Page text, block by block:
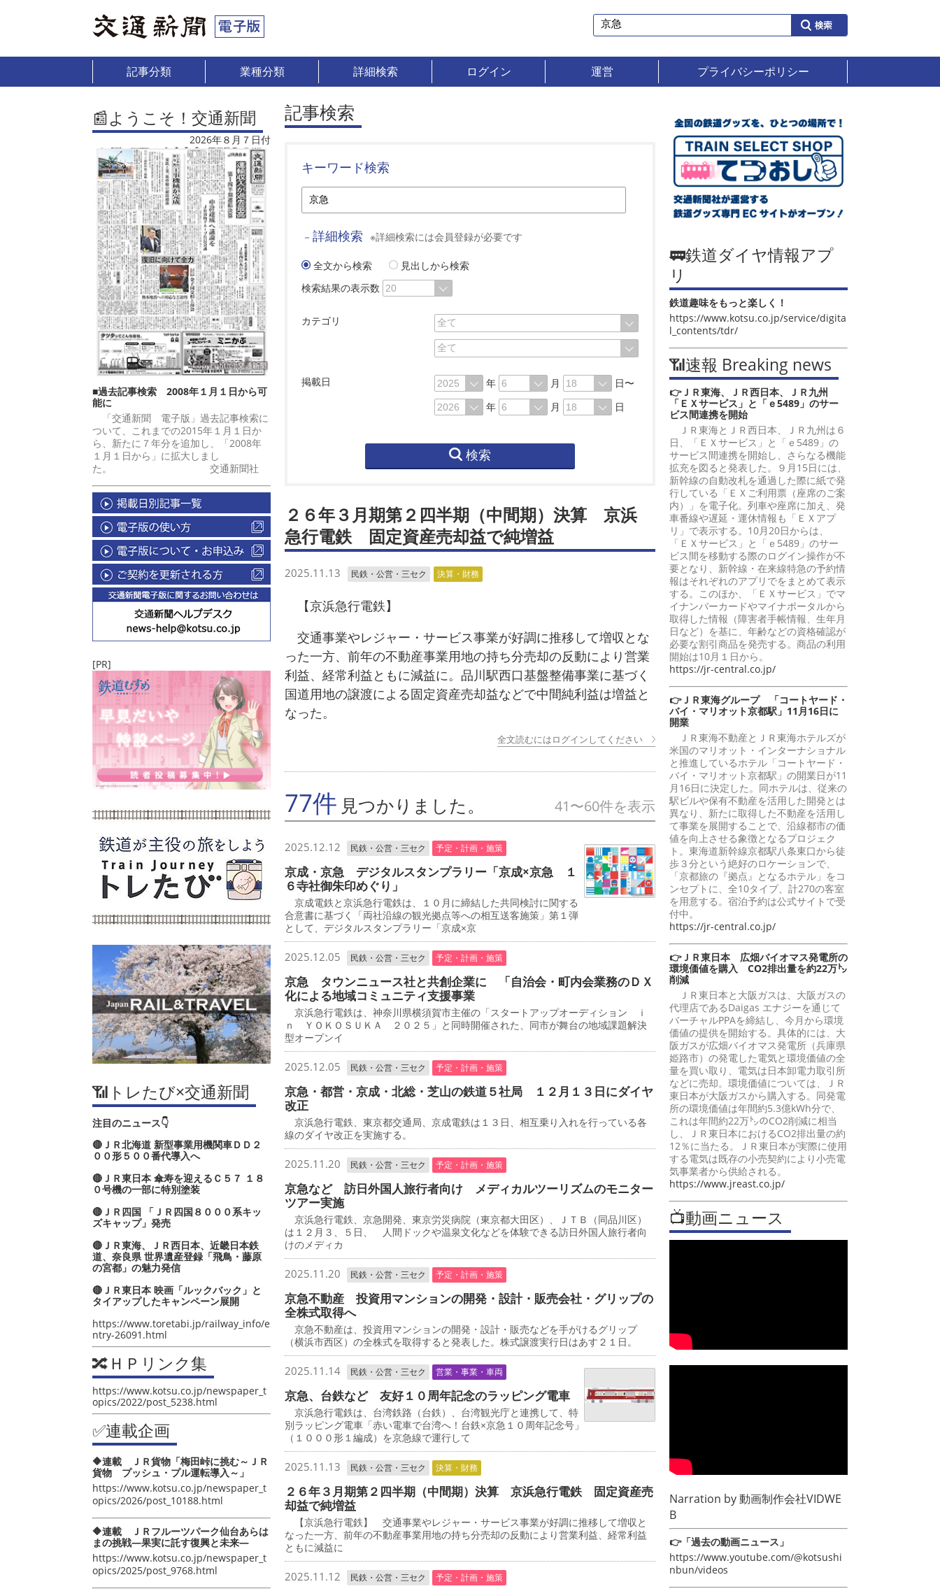
記事分類 業種分類 詳細検索 ログイン 運営 プライバシーポリシー
📰ようこそ！交通新聞
2026年８月７日付
■過去記事検索 2008年１月１日から可
能に
「交通新聞 電子版」過去記事検索に
ついて、これまでの2015年１月１日か
ら、新たに７年分を追加し、「2008年
１月１日から」に拡大しまし
た。 交通新聞社
[PR]
📶トレたび×交通新聞
注目のニュース👇
🔴ＪＲ北海道 新型事業用機関車ＤＤ２
００形５００番代導入へ
🔴ＪＲ東日本 傘寿を迎えるＣ５７ １８
０号機の一部に特別塗装
🔴ＪＲ四国 「ＪＲ四国８０００系キッ
ズキャップ」発売
🔴ＪＲ東海、ＪＲ西日本、近畿日本鉄
道、奈良県 世界遺産登録「飛鳥・藤原
の宮都」の魅力発信
🔴ＪＲ東日本 映画「ルックバック」と
タイアップしたキャンペーン展開
https://www.toretabi.jp/railway_info/e
ntry-26091.html
🔀ＨＰリンク集
https://www.kotsu.co.jp/newspaper_t
opics/2022/post_5238.html
✅連載企画
🔶連載 ＪＲ貨物「梅田峠に挑む～ＪＲ
貨物 プッシュ・プル運転導入～」
https://www.kotsu.co.jp/newspaper_t
opics/2026/post_10188.html
🔶連載 ＪＲフルーツパーク仙台あらは
まの挑戦―果実に託す復興と未来―
https://www.kotsu.co.jp/newspaper_t
opics/2025/post_9768.html
記事検索
キーワード検索
－ 詳細検索 ※詳細検索には会員登録が必要です
全文から検索
見出しから検索
検索結果の表示数
カテゴリ
掲載日 年 月
日〜
年
月 日
検索
２６年３月期第２四半期（中間期）決算 京浜
急行電鉄 固定資産売却益で純増益
2025.11.13 民鉄・公営・三セク 決算・財務
【京浜急行電鉄】
交通事業やレジャー・サービス事業が好調に推移して増収とな
った一方、前年の不動産事業用地の持ち分売却の反動により営業
利益、経常利益ともに減益に。品川駅西口基盤整備事業に基づく
国道用地の譲渡による固定資産売却益などで中間純利益は増益と
なった。
全文読むにはログインしてください
77件 見つかりました。 41〜60件を表示
2025.12.12 民鉄・公営・三セク 予定・計画・施策
京成・京急 デジタルスタンプラリー「京成×京急 １
６寺社御朱印めぐり」
京成電鉄と京浜急行電鉄は、１０月に締結した共同検討に関する
合意書に基づく「両社沿線の観光拠点等への相互送客施策」第１弾
として、デジタルスタンプラリー「京成×京
2025.12.05 民鉄・公営・三セク 予定・計画・施策
京急 タウンニュース社と共創企業に 「自治会・町内会業務のＤＸ
化による地域コミュニティ支援事業
京浜急行電鉄は、神奈川県横須賀市主催の「スタートアップオーディション ｉ
ｎ ＹＯＫＯＳＵＫＡ ２０２５」と同時開催された、同市が舞台の地域課題解決
型オープンイ
2025.12.05 民鉄・公営・三セク 予定・計画・施策
京急・都営・京成・北総・芝山の鉄道５社局 １２月１３日にダイヤ
改正
京浜急行電鉄、東京都交通局、京成電鉄は１３日、相互乗り入れを行っている各
線のダイヤ改正を実施する。
2025.11.20 民鉄・公営・三セク 予定・計画・施策
京急など 訪日外国人旅行者向け メディカルツーリズムのモニター
ツアー実施
京浜急行電鉄、京急開発、東京労災病院（東京都大田区）、ＪＴＢ（同品川区）
は１２月３、５日、 人間ドックや温泉文化などを体験できる訪日外国人旅行者向
けのメディカ
2025.11.20 民鉄・公営・三セク 予定・計画・施策
京急不動産 投資用マンションの開発・設計・販売会社・グリップの
全株式取得へ
京急不動産は、投資用マンションの開発・設計・販売などを手がけるグリップ
（横浜市西区）の全株式を取得すると発表した。株式譲渡実行日はあす２１日。
2025.11.14 民鉄・公営・三セク 営業・事業・車両
京急、台鉄など 友好１０周年記念のラッピング電車
京浜急行電鉄は、台湾鉄路（台鉄）、台湾観光庁と連携して、特
別ラッピング電車「赤い電車で台湾へ！台鉄×京急１０周年記念号」
（１０００形１編成）を京急線で運行して
2025.11.13 民鉄・公営・三セク 決算・財務
２６年３月期第２四半期（中間期）決算 京浜急行電鉄 固定資産売
却益で純増益
【京浜急行電鉄】 交通事業やレジャー・サービス事業が好調に推移して増収と
なった一方、前年の不動産事業用地の持ち分売却の反動により営業利益、経常利益
ともに減益に
2025.11.12 民鉄・公営・三セク 予定・計画・施策
🚃鉄道ダイヤ情報アプ
リ
鉄道趣味をもっと楽しく！
https://www.kotsu.co.jp/service/digita
l_contents/tdr/
📶速報 Breaking news
👉ＪＲ東海、ＪＲ西日本、ＪＲ九州
「ＥＸサービス」と「ｅ5489」のサー
ビス間連携を開始
ＪＲ東海とＪＲ西日本、ＪＲ九州は６
日、「ＥＸサービス」と「ｅ5489」の
サービス間連携を開始し、さらなる機能
拡充を図ると発表した。９月15日には、
新幹線の自動改札を通過した際に紙で発
行している「ＥＸご利用票（座席のご案
内）」を電子化。列車や座席に加え、発
車番線や遅延・運休情報も「ＥＸアプ
リ」で表示する。10月20日からは、
「ＥＸサービス」と「ｅ5489」のサー
ビス間を移動する際のログイン操作が不
要となり、新幹線・在来線特急の予約情
報はそれぞれのアプリでをまとめて表示
する。このほか、「ＥＸサービス」でマ
イナンバーカードやマイナポータルから
取得した情報（障害者手帳情報、生年月
日など）を基に、年齢などの資格確認が
必要な割引商品を発売する。商品の利用
開始は10月１日から。
https://jr-central.co.jp/
👉ＪＲ東海グループ 「コートヤード・
バイ・マリオット京都駅」11月16日に
開業
ＪＲ東海不動産とＪＲ東海ホテルズが
米国のマリオット・インターナショナル
と推進しているホテル「コートヤード・
バイ・マリオット京都駅」の開業日が11
月16日に決定した。同ホテルは、従来の
駅ビルや保有不動産を活用した開発とは
異なり、新たに取得した不動産を活用し
て事業を展開することで、沿線都市の価
値を向上させる象徴となるプロジェク
ト。東海道新幹線京都駅八条東口から徒
歩３分という絶好のロケーションで、
「京都旅の『拠点』となるホテル」をコ
ンセプトに、全10タイプ、計270の客室
を用意する。宿泊予約は公式サイトで受
付中。
https://jr-central.co.jp/
👉ＪＲ東日本 広畑バイオマス発電所の
環境価値を購入 CO2排出量を約22万㌧
削減
ＪＲ東日本と大阪ガスは、大阪ガスの
代理店であるDaigas エナジーを通じて
バーチャルPPAを締結し、今月から環境
価値の提供を開始する。具体的には、大
阪ガスが広畑バイオマス発電所（兵庫県
姫路市）の発電した電気と環境価値の全
量を買い取り、電気は日本卸電力取引所
などに売却。環境価値については、ＪＲ
東日本が大阪ガスから購入する。同発電
所の環境価値は年間約5.3億kWh分で、
これは年間約22万㌧のCO2削減に相当
し、ＪＲ東日本におけるCO2排出量の約
12％に当たる。ＪＲ東日本が実際に使用
する電気は既存の小売契約により小売電
気事業者から供給される。
https://www.jreast.co.jp/
📺動画ニュース
Narration by動画制作会社VIDWE
B
👉「過去の動画ニュース」
https://www.youtube.com/@kotsushi
nbun/videos